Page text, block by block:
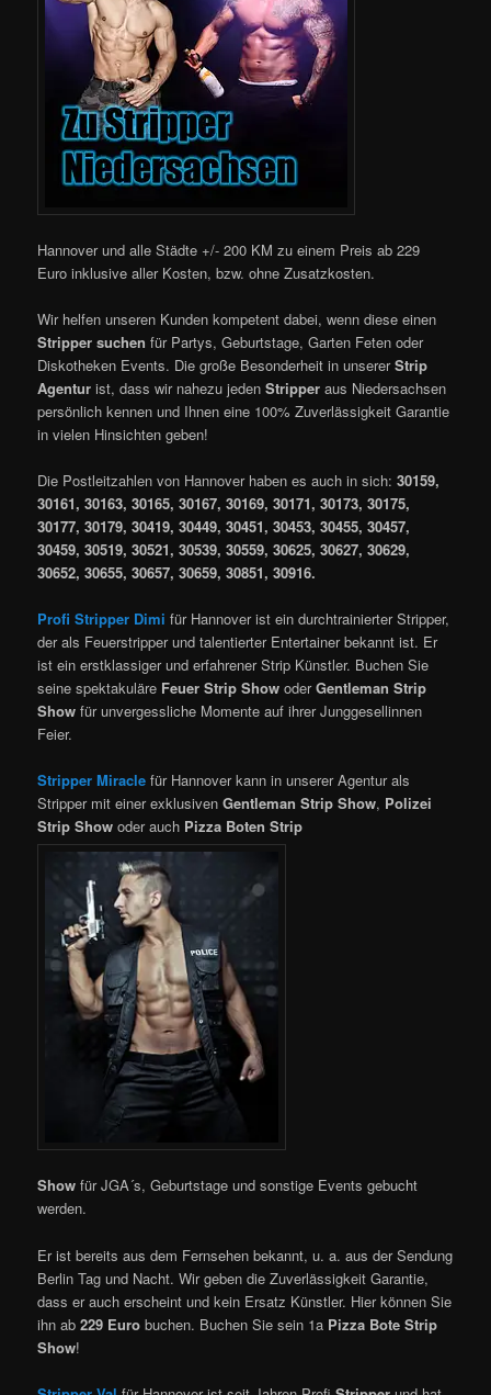
Hannover und alle Städte +/- 200 KM zu einem Preis ab 229
Euro inklusive aller Kosten, bzw. ohne Zusatzkosten.
Wir helfen unseren Kunden kompetent dabei, wenn diese einen
Stripper suchen für Partys, Geburtstage, Garten Feten oder
Diskotheken Events. Die große Besonderheit in unsererStrip
Agentur ist, dass wir nahezu jedenStripper aus Niedersachsen
persönlich kennen und Ihnen eine 100% Zuverlässigkeit Garantie
in vielen Hinsichten geben!
Die Postleitzahlen von Hannover haben es auch in sich:30159,
30161, 30163, 30165, 30167, 30169, 30171, 30173, 30175,
30177, 30179, 30419, 30449, 30451, 30453, 30455, 30457,
30459, 30519, 30521, 30539, 30559, 30625, 30627, 30629,
30652, 30655, 30657, 30659, 30851, 30916.
Profi Stripper Dimi für Hannover ist ein durchtrainierter Stripper,
der als Feuerstripper und talentierter Entertainer bekannt ist. Er
ist ein erstklassiger und erfahrener Strip Künstler. Buchen Sie
seine spektakuläre Feuer Strip Show oderGentleman Strip
Show für unvergessliche Momente auf ihrer Junggesellinnen
Feier.
Stripper Miracle für Hannover kann in unserer Agentur als
Stripper mit einer exklusivenGentleman Strip Show, Polizei
Strip Show oder auch Pizza Boten Strip
Show für JGA´s, Geburtstage und sonstige Events gebucht
werden.
Er ist bereits aus dem Fernsehen bekannt, u. a. aus der Sendung
Berlin Tag und Nacht. Wir geben die Zuverlässigkeit Garantie,
dass er auch erscheint und kein Ersatz Künstler. Hier können Sie
ihn ab229 Euro buchen. Buchen Sie sein 1a Pizza Bote Strip
Show!